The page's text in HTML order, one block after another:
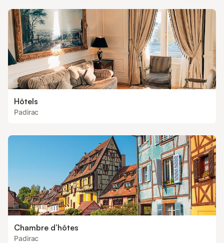
Hôtels
Padirac
Chambre d’hôtes
Padirac